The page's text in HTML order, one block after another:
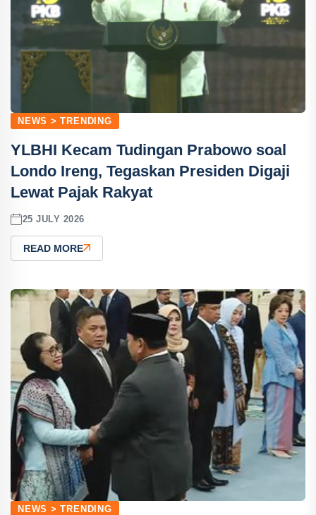
NEWS > TRENDING
YLBHI Kecam Tudingan Prabowo soal
Londo Ireng, Tegaskan Presiden Digaji
Lewat Pajak Rakyat
25 JULY 2026
READ MORE
NEWS > TRENDING